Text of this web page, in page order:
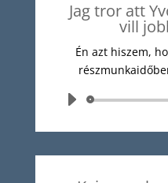
Jag tror att
vill
Én azt hiszem,